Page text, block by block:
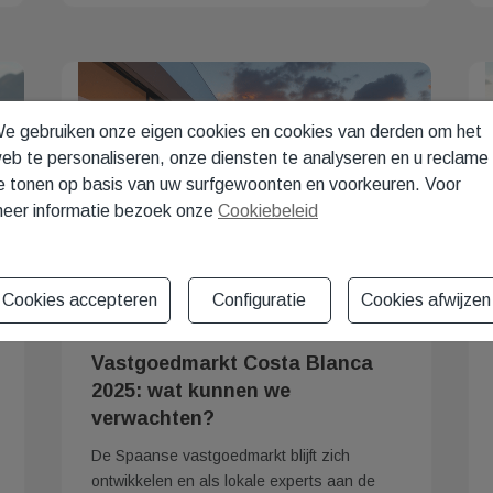
03/12/2024
Vastgoedmarkt Costa Blanca
2025: wat kunnen we
verwachten?
De Spaanse vastgoedmarkt blijft zich
ontwikkelen en als lokale experts aan de
gebruiken onze eigen cookies en cookies van derden om het
te personaliseren, onze diensten te analyseren en u reclame
tonen op basis van uw surfgewoonten en voorkeuren. Voor
informatie bezoek onze Cookiebeleid
Cookies accepteren Configuratie Cookies afwijzen